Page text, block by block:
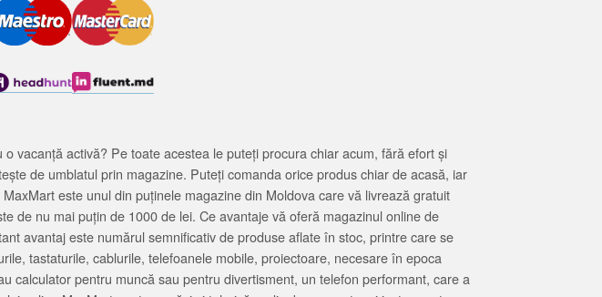
vacanță activă? Pe toate acestea le puteți procura chiar acum, fără efort și
de umblatul prin magazine. Puteți comanda orice produs chiar de acasă, iar
este unul din puținele magazine din Moldova care vă livrează gratuit
de nu mai puțin de 1000 de lei. Ce avantaje vă oferă magazinul online de
avantaj este numărul semnificativ de produse aflate în stoc, printre care se
tastaturile, cablurile, telefoanele mobile, proiectoare, necesare în epoca
calculator pentru muncă sau pentru divertisment, un telefon performant, care a